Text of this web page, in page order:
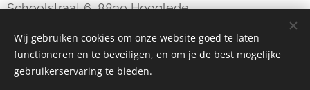
Schoolstraat 6, 8830 Hooglede
webdesign estart.be Cookies
Wij gebruiken cookies om onze website goed te laten
functioneren en te beveiligen, en om je de best mogelijke
gebruikerservaring te bieden.